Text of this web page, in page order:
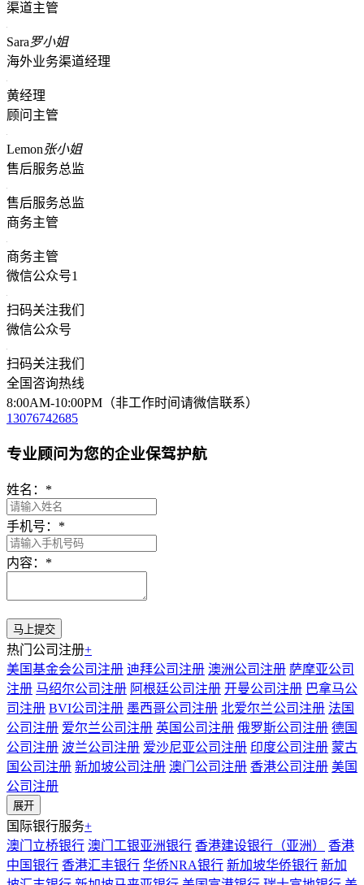
渠道主管
Sara罗小姐
海外业务渠道经理
黄经理
顾问主管
Lemon张小姐
售后服务总监
售后服务总监
商务主管
商务主管
微信公众号1
扫码关注我们
微信公众号
扫码关注我们
全国咨询热线
8:00AM-10:00PM（非工作时间请微信联系）
13076742685
专业顾问为您的企业保驾护航
姓名： *
手机号： *
内容： *
热门公司注册+
美国基金会公司注册 迪拜公司注册 澳洲公司注册 萨摩亚公司
注册 马绍尔公司注册 阿根廷公司注册 开曼公司注册 巴拿马公
司注册 BVI公司注册 墨西哥公司注册 北爱尔兰公司注册 法国
公司注册 爱尔兰公司注册 英国公司注册 俄罗斯公司注册 德国
公司注册 波兰公司注册 爱沙尼亚公司注册 印度公司注册 蒙古
国公司注册 新加坡公司注册 澳门公司注册 香港公司注册 美国
公司注册
展开
国际银行服务+
澳门立桥银行 澳门工银亚洲银行 香港建设银行（亚洲）
香港
中国银行 香港汇丰银行 华侨NRA银行 新加坡华侨银行 新加